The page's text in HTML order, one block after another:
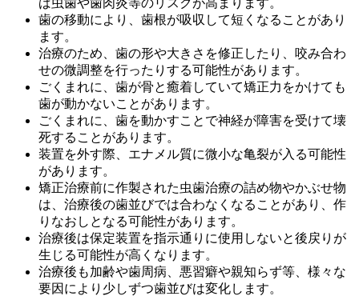
ば虫歯や歯肉炎等のリスクが高まります。
歯の移動により、歯根が吸収して短くなることがあり
ます。
治療のため、歯の形や大きさを修正したり、咬み合わ
せの微調整を行ったりする可能性があります。
ごくまれに、歯が骨と癒着していて矯正力をかけても
歯が動かないことがあります。
ごくまれに、歯を動かすことで神経が障害を受けて壊
死することがあります。
装置を外す際、エナメル質に微小な亀裂が入る可能性
があります。
矯正治療前に作製された虫歯治療の詰め物やかぶせ物
は、治療後の歯並びでは合わなくなることがあり、作
りなおしとなる可能性があります。
治療後は保定装置を指示通りに使用しないと後戻りが
生じる可能性が高くなります。
治療後も加齢や歯周病、悪習癖や親知らず等、様々な
要因により少しずつ歯並びは変化します。